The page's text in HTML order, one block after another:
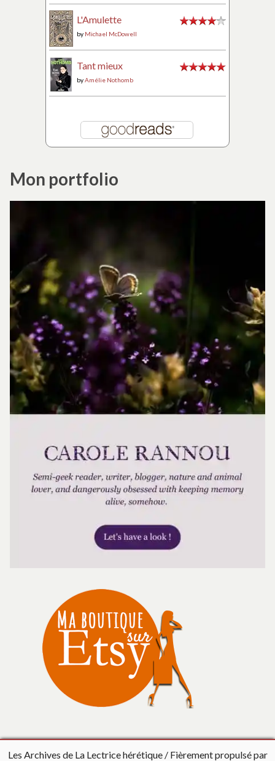
L'Amulette
by Michael McDowell
Tant mieux
byAmélie Nothomb
Mon portfolio
Les Archives de La Lectrice hérétique
Fièrement propulsé par